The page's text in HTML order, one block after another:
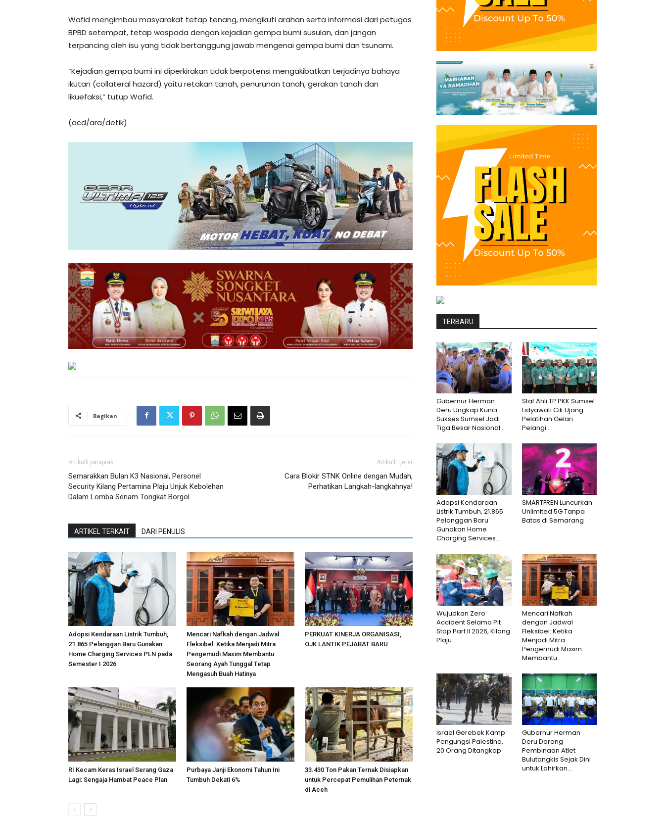
Wafid mengimbau masyarakat tetap tenang, mengikuti arahan serta informasi dari petugas
BPBD setempat, tetap waspada dengan kejadian gempa bumi susulan, dan jangan
terpancing oleh isu yang tidak bertanggung jawab mengenai gempa bumi dan tsunami.
“Kejadian gempa bumi ini diperkirakan tidak berpotensi mengakibatkan terjadinya bahaya
ikutan (collateral hazard) yaitu retakan tanah, penurunan tanah, gerakan tanah dan
likuefaksi,” tutup Wafid.
(acd/ara/detik)
Bagikan
Artikulli paraprak
Semarakkan Bulan K3 Nasional, Personel
Security Kilang Pertamina Plaju Unjuk Kebolehan
Dalam Lomba Senam Tongkat Borgol
Artikulli tjetër
Cara Blokir STNK Online dengan Mudah,
Perhatikan Langkah-langkahnya!
ARTIKEL TERKAIT DARI PENULIS
Adopsi Kendaraan Listrik Tumbuh,
21.865 Pelanggan Baru Gunakan
Home Charging Services PLN pada
Semester I 2026
Mencari Nafkah dengan Jadwal
Fleksibel: Ketika Menjadi Mitra
Pengemudi Maxim Membantu
Seorang Ayah Tunggal Tetap
Mengasuh Buah Hatinya
PERKUAT KINERJA ORGANISASI,
OJK LANTIK PEJABAT BARU
RI Kecam Keras Israel Serang Gaza
Lagi: Sengaja Hambat Peace Plan
Purbaya Janji Ekonomi Tahun Ini
Tumbuh Dekati 6%
33.430 Ton Pakan Ternak Disiapkan
untuk Percepat Pemulihan Peternak
di Aceh
TERBARU
Gubernur Herman
Deru Ungkap Kunci
Sukses Sumsel Jadi
Tiga Besar Nasional...
Staf Ahli TP PKK Sumsel
Lidyawati Cik Ujang:
Pelatihan Gelari
Pelangi...
Adopsi Kendaraan
Listrik Tumbuh, 21.865
Pelanggan Baru
Gunakan Home
Charging Services...
SMARTFREN Luncurkan
Unlimited 5G Tanpa
Batas di Semarang
Wujudkan Zero
Accident Selama Pit
Stop Part II 2026, Kilang
Plaju...
Mencari Nafkah
dengan Jadwal
Fleksibel: Ketika
Menjadi Mitra
Pengemudi Maxim
Membantu...
Israel Gerebek Kamp
Pengungsi Palestina,
20 Orang Ditangkap
Gubernur Herman
Deru Dorong
Pembinaan Atlet
Bulutangkis Sejak Dini
untuk Lahirkan...